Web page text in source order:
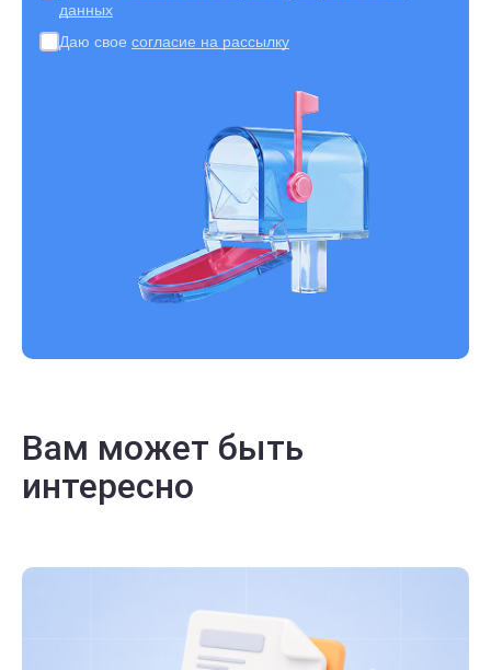
данных
Даю свое согласие на рассылку
Вам может быть
интересно